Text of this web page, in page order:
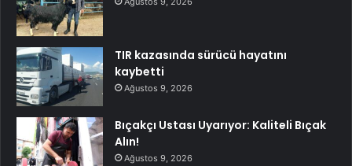
TIR kazasında sürücü hayatını
kaybetti
Ağustos 9, 2026
Bıçakçı Ustası Uyarıyor: Kaliteli Bıçak
Alın!
Ağustos 9, 2026